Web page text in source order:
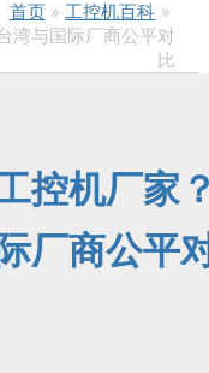
首页
工控机百科
湾与国际厂商公平对
比
控机厂家
厂商公平